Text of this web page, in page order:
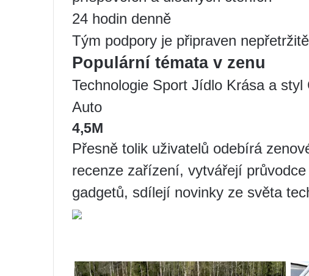
24 hodin denně
Tým podpory je připraven
Populární témata v zenu
Technologie Sport Jídlo Krása a
Auto
4,5M
Přesně tolik uživatelů odebírá
recenze zařízení, vytvářejí
gadgetů, sdílejí novinky ze světa